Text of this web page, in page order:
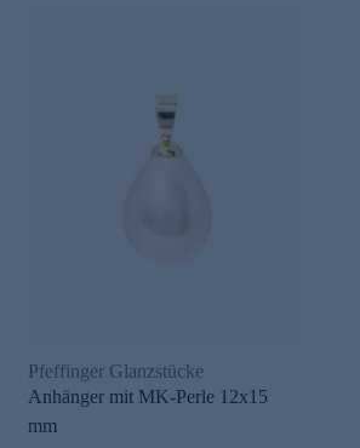
Pfeffinger Glanzstücke
Anhänger mit MK-Perle 12x15
mm